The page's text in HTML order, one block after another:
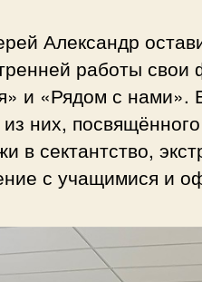
Александр
работы
и «Рядом с нами».
из них,
в сектантство,
с учащимися и